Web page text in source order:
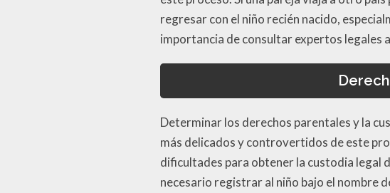
regresar con el niño recién nacido,
importancia de consultar expertos legales
Determinar los derechos parentales y la
más delicados y controvertidos de este
dificultades para obtener la custodia legal
necesario registrar al niño bajo el nombre